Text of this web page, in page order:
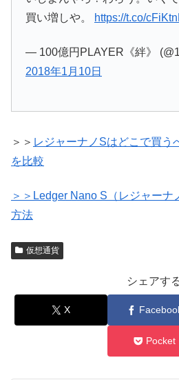
買い増しや。
https://t.co/
— 100億円PLAYER《絆》
2018年1月10日
＞＞ レジャーナノSはどこで買う
を比較
＞＞Ledger Nano S（レジャーナ
方法
仮想通貨
シェアす
X
Pocket